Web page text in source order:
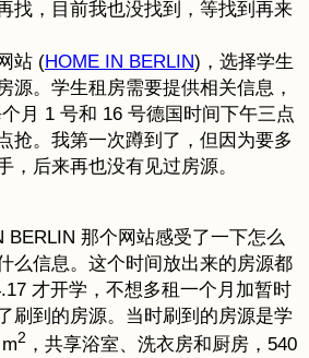
找，目前我也没找到，等找到再来
站 (HOME IN BERLIN)，选择学生
源。学生租房需要提供相关信息，
月 1 号和 16 号德国时间下午三点
抢。我第一次蹲到了，但因为要多
，后来再也没有见过房源。
BERLIN 那个网站感受了一下怎么
么信息。这个时间放出来的房源都
才开学，不想多租一个月加暂时
刷到的房源。当时刷到的房源是学
2 ，共享浴室、洗衣房和厨房，540